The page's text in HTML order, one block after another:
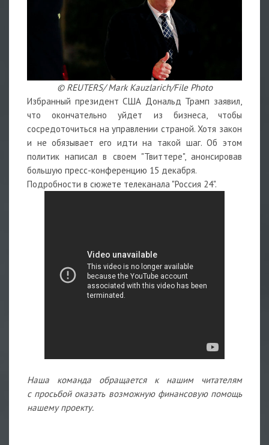
© REUTERS/ Mark Kauzlarich/File Photo
Избранный президент США Дональд Трамп заявил,
что окончательно уйдет из бизнеса, чтобы
сосредоточиться на управлении страной. Хотя закон
и не обязывает его идти на такой шаг. Об этом
политик написал в своем "Твиттере", анонсировав
большую пресс-конференцию 15 декабря.
Подробности в сюжете телеканала "Россия 24".
Наша команда обращается к нашим читателям
с просьбой оказать возможную финансовую помощь
нашему проекту.